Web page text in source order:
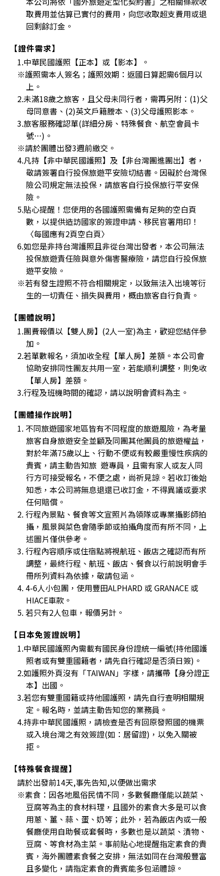
取費用並估算已實付的費用，向您收取超支費用或退
回剩餘訂金。
【證件需求】
1.中華民國護照【正本】或【影本】。
※護照需本人簽名；護照效期：返國日算起需6個月以
上。
2.未滿18歲之旅客，且父母未同行者，需再另附：(1)父
母同意書、(2)英文戶籍謄本、(3)父母護照影本。
3.旅客服務確認單(詳細分房、特殊餐食、航空會員卡
號…)。
※請於團體出發3週前繳交。
4.凡持【非中華民國護照】及【非台灣團進團出】者，
敬請簽署自行投保旅遊平安險切結書。因礙於台灣保
險公司規定無法投保，請旅客自行投保旅行平安保
險。
5.貼心提醒！您使用的各國護照需備有足夠的空白頁
數，以提供造訪國家的簽證申請、移民官署用印！
〈每國應有2頁空白頁〉
6.如您是非持台灣護照且非從台灣出發者，本公司無法
投保旅遊責任險與意外傷害醫療險，請您自行投保旅
遊平安險。
※若有發生證照不符合相關規定，以致無法入出境等衍
生的一切責任、損失與費用，概由旅客自行負責。
【團體說明】
1.團費報價以【雙人房】(2人一室)為主，歡迎您結伴參
加。
2.若單數報名，須加收全程【單人房】差額。本公司會
協助安排同性團友共用一室，若能順利調整，則免收
【單人房】差額。
3.行程及班機時間的確認，請以說明會資料為主。
【團體操作說明】
1. 不同旅遊國家地區皆有不同程度的旅遊風險，為考量
旅客自身旅遊安全並顧及同團其他團員的旅遊權益，
對於年滿75歲以上、行動不便或有較嚴重慢性疾病的
貴賓，請主動告知旅 遊專員，且需有家人或友人同
行方可接受報名，不便之處，尚祈見諒。若收訂後始
知悉，本公司將無息退還已收訂金，不得異議或要求
任何賠償。
2. 行程內景點、餐食等文宣照片為領隊或專業攝影師拍
攝，風景與菜色會隨季節或拍攝角度而有所不同，上
述圖片僅供參考。
3. 行程內容順序或住宿點將視航班、飯店之確認而有所
調整，最終行程、航班、飯店、餐食以行前說明會手
冊所列資料為依據，敬請包涵。
4. 4-6人小包團，使用豐田ALPHARD 或 GRANACE 或
HIACE車款。
5. 若只有2人包車，報價另計。
【日本免簽證說明】
1.中華民國護照內需載有國民身份證統一編號(持他國護
照者或有雙重國籍者，請先自行確認是否須日簽)。
2.如護照外頁沒有「TAIWAN」字樣，請攜帶【身分證正
本】出國。
3.若您有雙重國籍或持他國護照，請先自行查明相關規
定。報名時，並請主動告知您的業務員。
4.持非中華民國護照，請檢查是否有回原發照國的機票
或入境台灣之有效簽證(如：居留證)，以免入關被
拒。
【特殊餐食提醒】
請於出發前14天,事先告知,以便做出需求
※素食：因各地風俗民情不同，多數餐廳僅能以蔬菜、
豆腐等為主的食材料理，且國外的素食大多是可以食
用蔥、薑、蒜、蛋、奶等；此外，若為飯店內或一般
餐廳使用自助餐或套餐時，多數也是以蔬菜、漬物、
豆腐、等食材為主菜。事前貼心地提醒指定素食的貴
賓，海外團體素食餐之安排，無法如同在台灣般豐富
且多變化，請指定素食的貴賓能多包涵體諒。